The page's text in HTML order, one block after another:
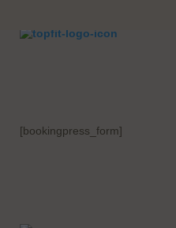
[bookingpress_form]